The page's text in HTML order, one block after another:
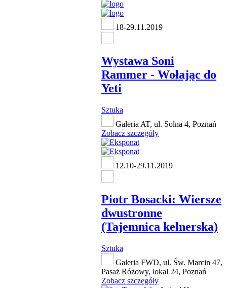
18-29.11.2019
Wystawa Soni
Rammer - Wołając do
Yeti
Sztuka
Galeria AT, ul. Solna 4, Poznań
Zobacz szczegóły
12.10-29.11.2019
Piotr Bosacki: Wiersze
dwustronne
(Tajemnica kelnerska)
Sztuka
Galeria FWD, ul. Św. Marcin 47,
Pasaż Różowy, lokal 24, Poznań
Zobacz szczegóły